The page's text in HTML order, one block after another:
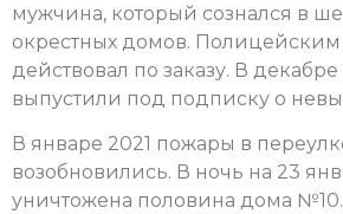
мужчина, который сознался в
окрестных домов. Полицейским
действовал по заказу. В
выпустили под подписку о
В январе 2021 пожары в
возобновились. В ночь на 23
уничтожена половина дома №10.